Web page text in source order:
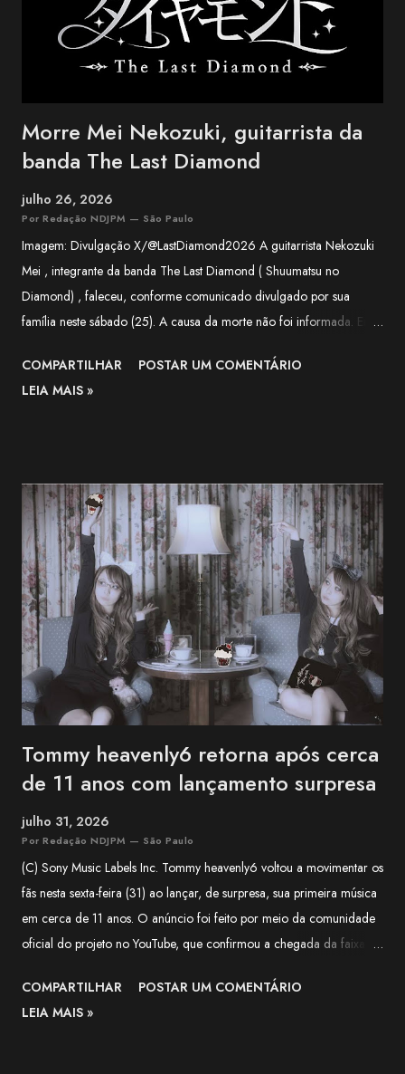
canções que atravessaram ge...
Morre Mei Nekozuki, guitarrista da
banda The Last Diamond
julho 26, 2026
Por Redação NDJPM — São Paulo
Imagem: Divulgação X/@LastDiamond2026 A guitarrista Nekozuki
Mei , integrante da banda The Last Diamond ( Shuumatsu no
Diamond) , faleceu, conforme comunicado divulgado por sua
família neste sábado (25). A causa da morte não foi informada. Em
sua trajetória e lamentou a forma repentina como a notícia foi
comunicada. O funeral será realizado apenas com a presença de
Across the World. pic.twitter.com/3VWEpd2juI — 終末のダイヤモ
ンド (@LastDiamond2026) July 6, 2026 Nekozuki Mei era ex-
farmacêutica e construiu sua carreira como guitarrista, participando
como musicista de apoio em projetos da franquia BanG Dream! ,
série multimídia que reúne anime, jogos e bandas, além de atuar na
1MYB , banda oficial da franquia Kantai Collection (KanCo...
COMPARTILHAR
POSTAR UM COMENTÁRIO
LEIA MAIS »
Tommy heavenly6 retorna após cerca
de 11 anos com lançamento surpresa
julho 31, 2026
Por Redação NDJPM — São Paulo
(C) Sony Music Labels Inc. Tommy heavenly6 voltou a movimentar os
fãs nesta sexta-feira (31) ao lançar, de surpresa, sua primeira música
em cerca de 11 anos. O anúncio foi feito por meio da comunidade
oficial do projeto no YouTube, que confirmou a chegada da faixa às
para quem aguardava novidades da artista há mais de uma década.
Segundo o comunicado, a música é uma versão de Halloween de
COMPARTILHAR
POSTAR UM COMENTÁRIO
LEIA MAIS »